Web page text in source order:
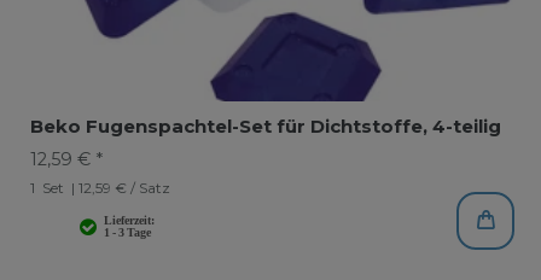
Beko Fugenspachtel-Set für Dichtstoffe, 4-teilig
12,59 € *
1 Set | 12,59 € / Satz